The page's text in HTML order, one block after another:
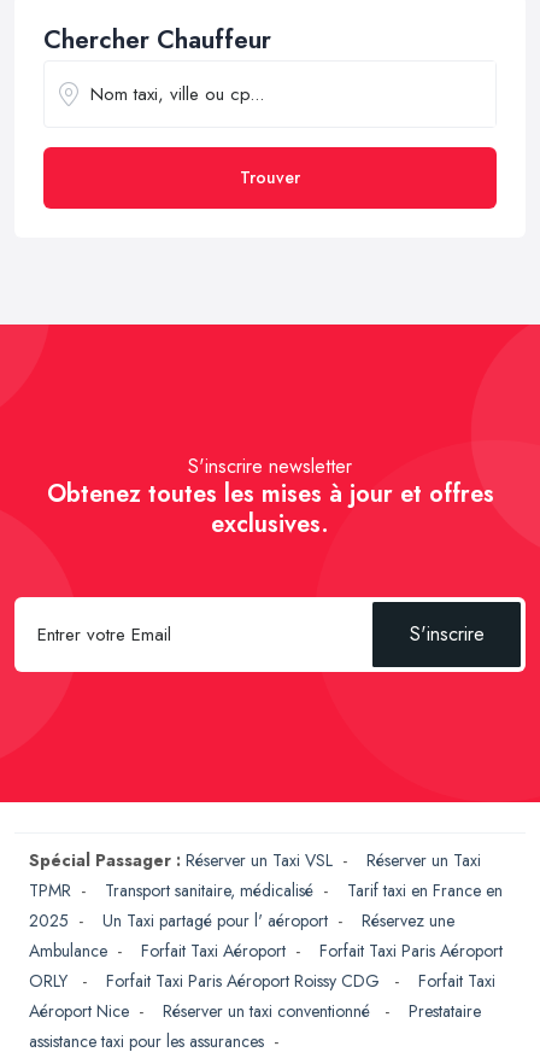
Chercher Chauffeur
Trouver
S'inscrire newsletter
Obtenez toutes les mises à jour et offres
exclusives.
S'inscrire
Spécial Passager : Réserver un Taxi VSL - Réserver un Taxi
TPMR - Transport sanitaire, médicalisé - Tarif taxi en France en
2025 - Un Taxi partagé pour l' aéroport - Réservez une
Ambulance - Forfait Taxi Aéroport - Forfait Taxi Paris Aéroport
ORLY
- Forfait Taxi Paris Aéroport Roissy CDG - Forfait Taxi
Aéroport Nice - Réserver un taxi conventionné - Prestataire
assistance taxi pour les assurances -